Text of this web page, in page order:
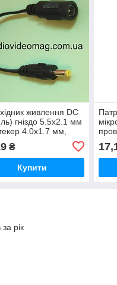
живлення DC
гніздо 5.5x2.1 мм
4.0x1.7 мм,
₴
Купити
рік